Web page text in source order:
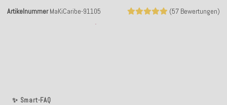
✨ Smart-FAQ
(57 Bewertungen)
Artikelnummer MaKiCaribe-91105